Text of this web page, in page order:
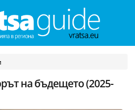
на бъдещето (2025-